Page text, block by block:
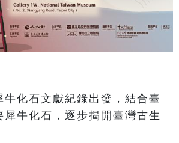
牛化石文獻紀錄出發，結合臺
犀牛化石，逐步揭開臺灣古生